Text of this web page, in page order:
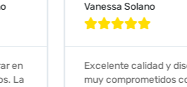
Excelente calidad y diseño,
muy comprometidos con